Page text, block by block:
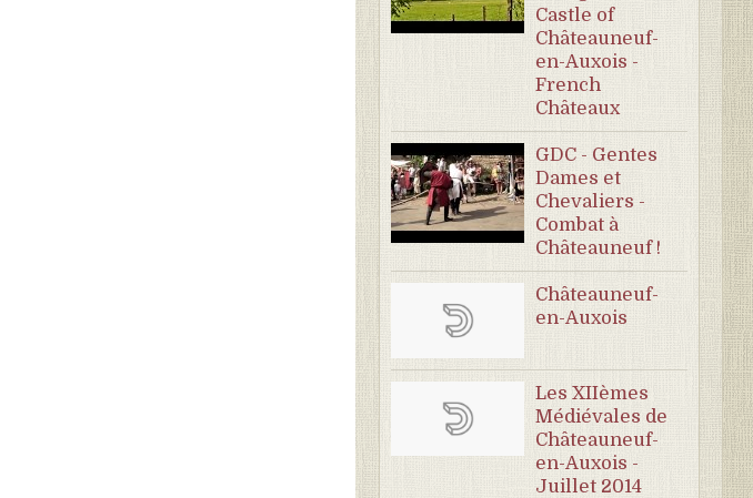
Castle of
Châteauneuf-
en-Auxois -
French
Châteaux
GDC - Gentes
Dames et
Chevaliers -
Combat à
Châteauneuf !
Châteauneuf-
en-Auxois
Les XIIèmes
Médiévales de
Châteauneuf-
en-Auxois -
Juillet 2014